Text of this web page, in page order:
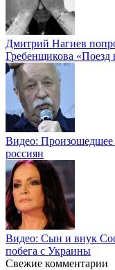
Дмитрий Нагиев
Гребенщикова «Поезд
Видео:
россиян
Видео: Сын и внук
побега с Украины
Свежие комментарии